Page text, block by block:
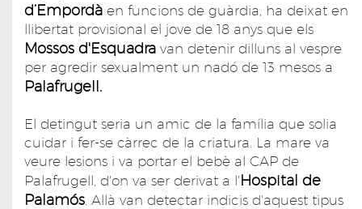
d’Empordà en funcions de guàrdia, ha deixat en
llibertat provisional el jove de 18 anys que els
Mossos d'Esquadra van detenir dilluns al vespre
per agredir sexualment un nadó de 13 mesos a
Palafrugell.
El detingut seria un amic de la família que solia
cuidar i fer-se càrrec de la criatura. La mare va
veure lesions i va portar el bebè al CAP de
Palafrugell, d'on va ser derivat a l'Hospital de
Palamós . Allà van detectar indicis d'aquest tipus